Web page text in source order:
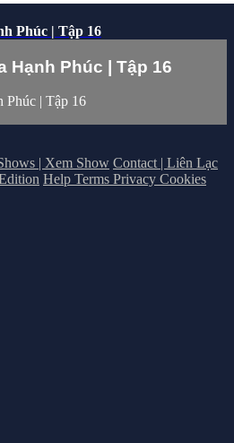
Phúc | Tập 16
Hạnh Phúc | Tập 16
Phúc | Tập 16
| Xem Show Contact | Liên Lạc
Help Terms Privacy Cookies